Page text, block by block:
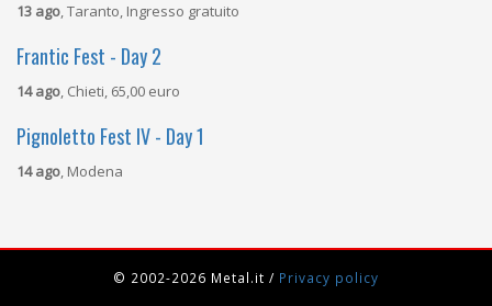
13 ago, Taranto, Ingresso gratuito
Frantic Fest - Day 2
14 ago, Chieti, 65,00 euro
Pignoletto Fest IV - Day 1
14 ago, Modena
© 2002-2026 Metal.it / Privacy policy